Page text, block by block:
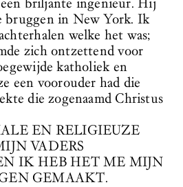
briljante ingenieur. Hij
bruggen in New York. Ik
welke het was;
zich ontzettend voor
katholiek en
een voorouder had die
die zogenaamd Christus
EN RELIGIEUZE
VADERS
IK HEB HET ME MIJN
GEMAAKT.